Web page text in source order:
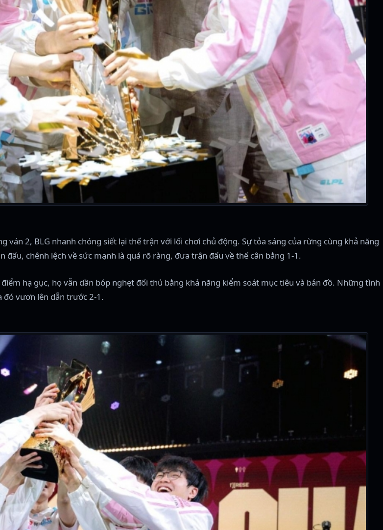
ván 2, BLG nhanh chóng siết lại thế trận với lối chơi chủ động. Sự tỏa sáng của rừng cùng khả năng
chênh lệch về sức mạnh là quá rõ ràng, đưa trận đấu về thế cân bằng 1-1.
hạ gục, họ vẫn dần bóp nghẹt đối thủ bằng khả năng kiểm soát mục tiêu và bản đồ. Những tình
đó vươn lên dẫn trước 2-1.